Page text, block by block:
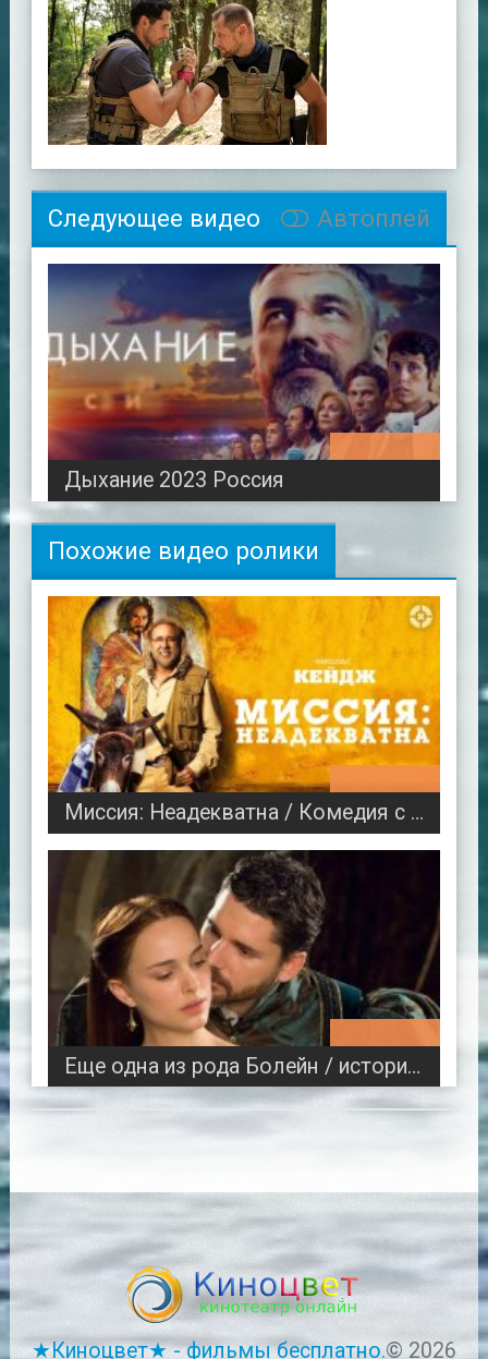
Следующее видео Автоплей
Дыхание 2023 Россия
Похожие видео ролики
Миссия: Неадекватна / Комедия с безумным Николасом Кейджем по реальной истории
Еще одна из рода Болейн / историческая мелодрама
★Киноцвет★ - фильмы бесплатно.© 2026